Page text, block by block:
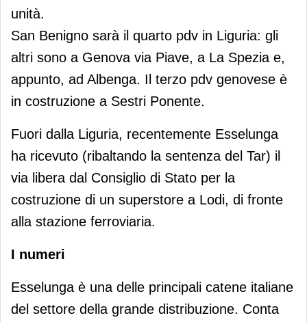
unità.
San Benigno sarà il quarto pdv in Liguria: gli
altri sono a Genova via Piave, a La Spezia e,
appunto, ad Albenga. Il terzo pdv genovese è
in costruzione a Sestri Ponente.
Fuori dalla Liguria, recentemente Esselunga
ha ricevuto (ribaltando la sentenza del Tar) il
via libera dal Consiglio di Stato per la
costruzione di un superstore a Lodi, di fronte
alla stazione ferroviaria.
I numeri
Esselunga è una delle principali catene italiane
del settore della grande distribuzione. Conta